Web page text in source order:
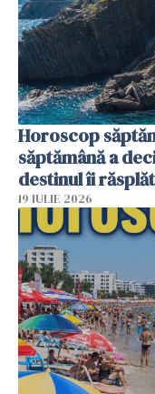
Horoscop
săptămână a
destinul îi
19 IULIE 2026